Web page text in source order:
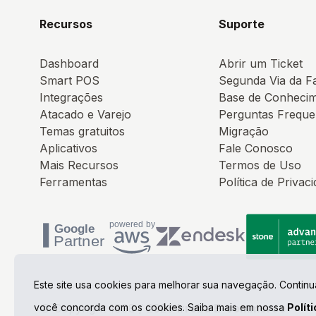
Recursos
Dashboard
Smart POS
Integrações
Atacado e Varejo
Temas gratuitos
Aplicativos
Mais Recursos
Ferramentas
Suporte
Abrir um Ticket
Segunda Via da
Base de
Perguntas
Migração
Fale Conosco
Termos de Uso
Política de
© Copyright 1998 / 2026Irroba E-commerce
Este site usa cookies para melhorar sua navegação.
você concorda com os cookies. Saiba mais em nossa